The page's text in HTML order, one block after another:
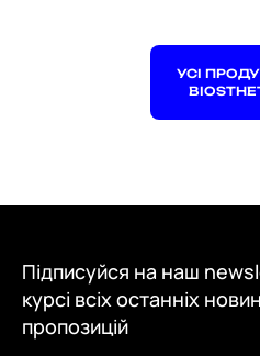
УСІ
Підписуйся на наш
курсі всіх останніх
пропозицій